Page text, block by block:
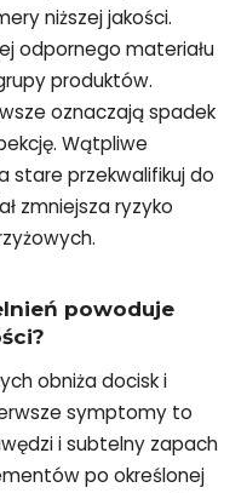
niższej jakości.
odpornego materiału
produktów.
oznaczają spadek
Wątpliwe
stare przekwalifikuj do
zmniejsza ryzyko
powoduje
obniża docisk i
symptomy to
i subtelny zapach
po określonej